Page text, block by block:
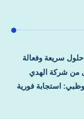
حلول سريعة وفعالة
من شركة الهدي
استجابة فورية